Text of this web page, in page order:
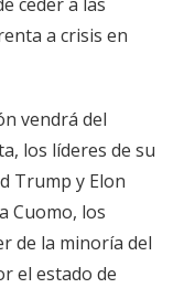
a crisis en
vendrá del
los líderes de su
Trump y Elon
Cuomo, los
de la minoría del
el estado de